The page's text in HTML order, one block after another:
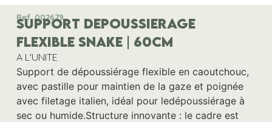
Ref. 002679
SUPPORT DEPOUSSIERAGE
FLEXIBLE SNAKE | 60CM
A L'UNITE
Support de dépoussiérage flexible en caoutchouc,
avec pastille pour maintien de la gaze et poignée
avec filetage italien, idéal pour ledépoussiérage à
sec ou humide.Structure innovante : le cadre est